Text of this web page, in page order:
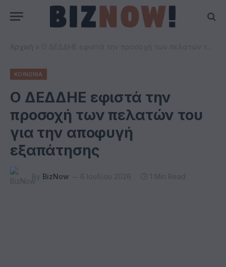
Αρχική
ΚΟΙΝΩΝΙΑ
Ο ΔΕΔΔΗΕ εφιστά την
προσοχή των πελατών του
για την αποφυγή
εξαπάτησης
By BizNow 6 Ιουλίου 2026 1 Min Read